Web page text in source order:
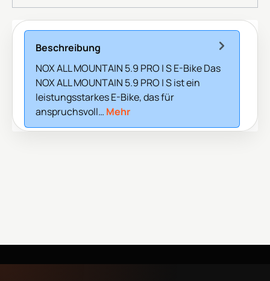
Beschreibung
NOX ALL MOUNTAIN 5.9 PRO | S E-Bike Das
NOX ALL MOUNTAIN 5.9 PRO | S ist ein
leistungsstarkes E-Bike, das für
anspruchsvoll… Mehr